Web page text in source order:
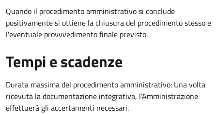
Quando il procedimento amministrativo si conclude
positivamente si ottiene la chiusura del procedimento stesso e
l'eventuale provvvedimento finale previsto.
Tempi e scadenze
Durata massima del procedimento amministrativo: Una volta
ricevuta la documentazione integrativa, l'Amministrazione
effettuerà gli accertamenti necessari.